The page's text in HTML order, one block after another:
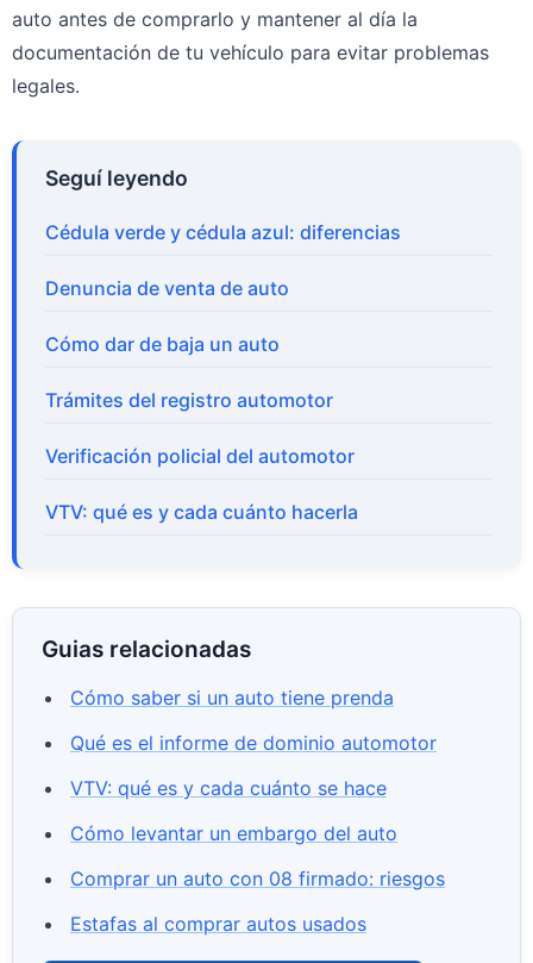
auto antes de comprarlo y mantener al día la
documentación de tu vehículo para evitar problemas
legales.
Seguí leyendo
Cédula verde y cédula azul: diferencias
Denuncia de venta de auto
Cómo dar de baja un auto
Trámites del registro automotor
Verificación policial del automotor
VTV: qué es y cada cuánto hacerla
Guias relacionadas
Cómo saber si un auto tiene prenda
Qué es el informe de dominio automotor
VTV: qué es y cada cuánto se hace
Cómo levantar un embargo del auto
Comprar un auto con 08 firmado: riesgos
Estafas al comprar autos usados